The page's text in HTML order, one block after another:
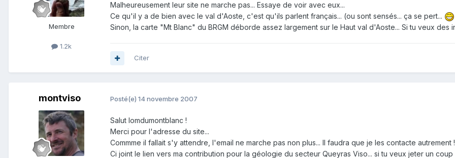
Membre
1.2k
Malheureusement leur site ne marche pas... Essaye de voir avec eux...
Ce qu'il y a de bien avec le val d'Aoste, c'est qu'ils parlent français... (ou sont sensés... ça se pert...
Sinon, la carte "Mt Blanc" du BRGM déborde assez largement sur le Haut val d'Aoste... Si tu veux des
Citer
montviso Posté(e) 14 novembre 2007
Salut lomdumontblanc !
Merci pour l'adresse du site...
Commme il fallait s'y attendre, l'email ne marche pas non plus... Il faudra que je les contacte autrement !
Ci joint le lien vers ma contribution pour la géologie du secteur Queyras Viso... si tu veux jeter un